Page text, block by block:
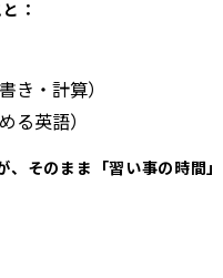
：
き・計算）
る英語）
、そのまま「習い事の時間